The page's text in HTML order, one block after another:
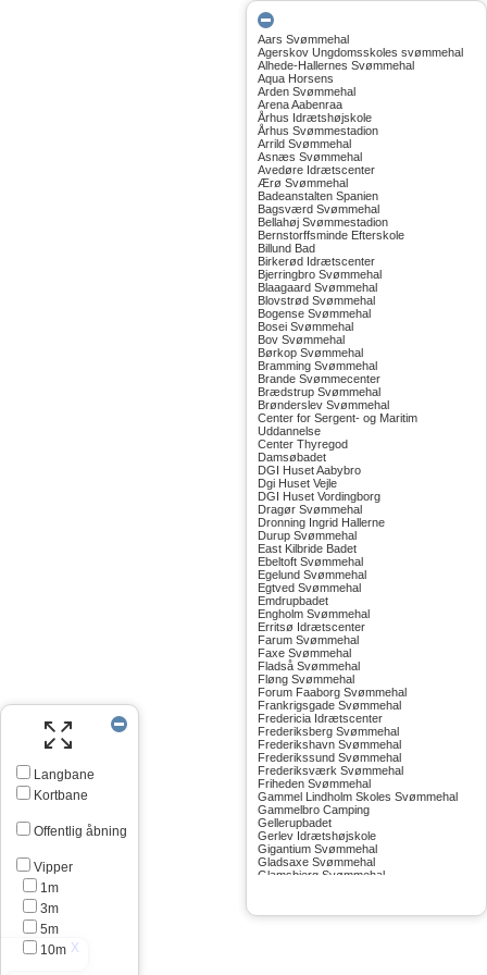
Langbane
Kortbane
Offentlig åbning
Vipper
1m
3m
5m
10m
Aars Svømmehal
Agerskov Ungdomsskoles svømmehal
Alhede-Hallernes Svømmehal
Aqua Horsens
Arden Svømmehal
Arena Aabenraa
Århus Idrætshøjskole
Århus Svømmestadion
Arrild Svømmehal
Asnæs Svømmehal
Avedøre Idrætscenter
Ærø Svømmehal
Badeanstalten Spanien
Bagsværd Svømmehal
Bellahøj Svømmestadion
Bernstorffsminde Efterskole
Billund Bad
Birkerød Idrætscenter
Bjerringbro Svømmehal
Blaagaard Svømmehal
Blovstrød Svømmehal
Bogense Svømmehal
Bosei Svømmehal
Bov Svømmehal
Børkop Svømmehal
Bramming Svømmehal
Brande Svømmecenter
Brædstrup Svømmehal
Brønderslev Svømmehal
Center for Sergent- og Maritim
Uddannelse
Center Thyregod
Damsøbadet
DGI Huset Aabybro
Dgi Huset Vejle
DGI Huset Vordingborg
Dragør Svømmehal
Dronning Ingrid Hallerne
Durup Svømmehal
East Kilbride Badet
Ebeltoft Svømmehal
Egelund Svømmehal
Egtved Svømmehal
Emdrupbadet
Engholm Svømmehal
Erritsø Idrætscenter
Farum Svømmehal
Faxe Svømmehal
Fladså Svømmehal
Fløng Svømmehal
Forum Faaborg Svømmehal
Frankrigsgade Svømmehal
Fredericia Idrætscenter
Frederiksberg Svømmehal
Frederikshavn Svømmehal
Frederikssund Svømmehal
Frederiksværk Svømmehal
Friheden Svømmehal
Gammel Lindholm Skoles Svømmehal
Gammelbro Camping
Gellerupbadet
Gerlev Idrætshøjskole
Gigantium Svømmehal
Gladsaxe Svømmehal
Glamsbjerg Svømmehal
Greve Svømmehal